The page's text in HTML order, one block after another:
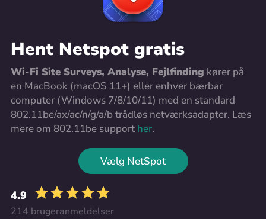
Hent Netspot gratis
Wi-Fi Site Surveys, Analyse, Fejlfinding kører på
en MacBook (macOS 11+) eller enhver bærbar
computer (Windows 7/8/10/11) med en standard
802.11be/ax/ac/n/g/a/b trådløs netværksadapter. Læs
mere om 802.11be support her.
Vælg NetSpot
4.9
214 brugeranmeldelser